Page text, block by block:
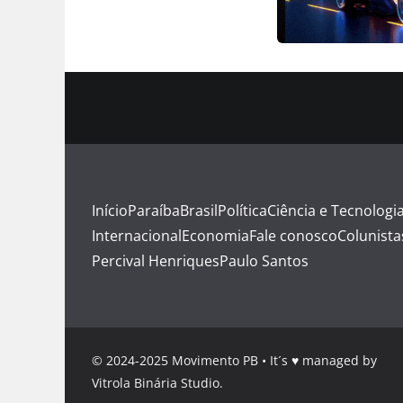
InícioParaíbaBrasilPolíticaCiência e
InternacionalEconomiaFale conosco
Percival HenriquesPaulo Santos
© 2024-2025 Movimento PB • It´s ♥ managed by
Vitrola Binária Studio.